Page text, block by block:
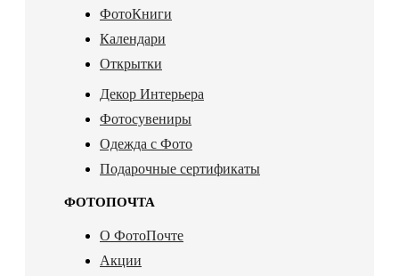
ФотоКниги
Календари
Открытки
Декор Интерьера
Фотосувениры
Одежда с Фото
Подарочные сертификаты
ФОТОПОЧТА
О ФотоПочте
Акции